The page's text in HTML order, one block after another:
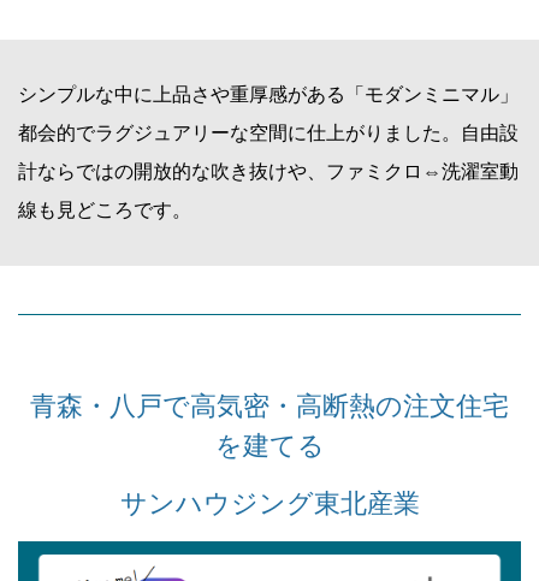
シンプルな中に上品さや重厚感がある「モダンミニマル」
都会的でラグジュアリーな空間に仕上がりました。自由設
計ならではの開放的な吹き抜けや、ファミクロ⇔洗濯室動
線も見どころです。
青森・八戸で高気密・高断熱の注文住宅
を建てる
サンハウジング東北産業